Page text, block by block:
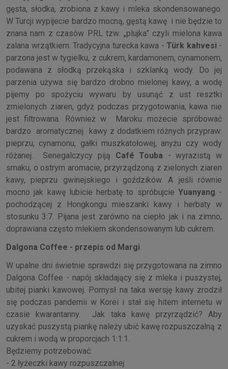
gęsta, słodka, zrobiona z kawy i mleka skondensowanego.
W Turcji wypijecie bardzo mocną, gęstą kawę i nie będzie to
znana nam z czasów PRL tzw. „plujka” czyli mielona kawa
zalana wrzątkiem. Tradycyjna turecka kawa - Türk kahvesi -
parzona jest w tygielku, z cukrem, kardamonem, cynamonem,
podawana z słodką przekąska i szklanką wody. Do jej
parzenia używa się bardzo drobno mielonej kawy, a wodę
pijemy po spożyciu wywaru by usunąć z ust resztki
zmielonych ziaren, gdyż podczas przygotowania, kawa nie
jest filtrowana. Również w Maroku możecie spróbować
bardzo aromatycznej kawy z dodatkiem różnych przypraw:
pieprzu, cynamonu, gałki muszkatołowej, anyżu czy wody
różanej. Senegalczycy piją Café Touba - wyrazistą w
smaku, o ostrym aromacie, przyrządzoną z zielonych ziaren
kawy, pieprzu gwinejskiego i goździków. A jeśli równie
mocno jak kawę lubicie herbatę to spróbujcie Yuanyang -
pochodzącej z Hongkongu mieszanki kawy i herbaty w
stosunku 3:7. Pijana jest zarówno na ciepło jak i na zimno,
doprawiana często mlekiem skondensowanym lub cukrem.
Dalgona Coffee - przepis od Margi
W upalne dni świetnie sprawdzi się przygotowana na zimno
Dalgona Coffee - napój składający się z mleka i puszystej,
ubitej pianki kawowej. Pomysł na taka wersję kawy zrodził
się podczas pandemii w Korei i stał się hitem internetu w
czasie kwarantanny. Jak taka kawę przyrządzić? Aby
uzyskać puszystą piankę należy ubić kawę rozpuszczalną z
cukrem i wodą w proporcjach 1:1:1.
Będziemy potrzebować:
- 2 łyżeczki kawy rozpuszczalnej